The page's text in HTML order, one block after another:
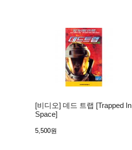
[비디오] 데드 트랩 [Trapped In
Space]
5,500원